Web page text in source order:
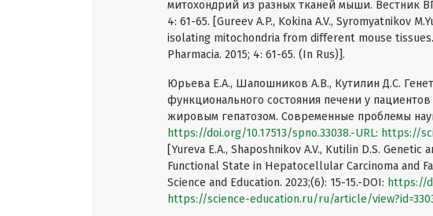
митохондрий из разных тканей мыши. Вестник
4: 61-65. [Gureev A.P., Kokina A.V., Syromyatnikov
isolating mitochondria from different mouse tissues.
Pharmacia. 2015; 4: 61-65. (In Rus)].
Юрьева Е.А., Шапошников А.В., Кутилин Д.С.
функционального состояния печени у
жировым гепатозом. Современные проблемы
https://doi.org/10.17513/spno.33038.-URL: https://
[Yureva E.A., Shaposhnikov A.V., Kutilin D.S.
Functional State in Hepatocellular Carcinoma and
Science and Education. 2023;(6): 15-15.-DOI: https://
https://science-education.ru/ru/article/